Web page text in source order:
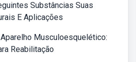
Substâncias Suas
E Aplicações
Musculoesquelético:
Reabilitação